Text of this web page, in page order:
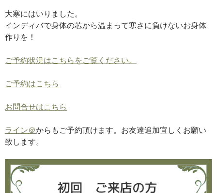
大寒にはいりました。
インディバで身体の芯から温まって寒さに負けないお身体
作りを！
ご予約状況はこちらをご覧ください。
ご予約はこちら
お問合せはこちら
ライン＠からもご予約頂けます。お友達追加宜しくお願い
致します。